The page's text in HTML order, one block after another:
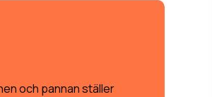
och pannan ställer